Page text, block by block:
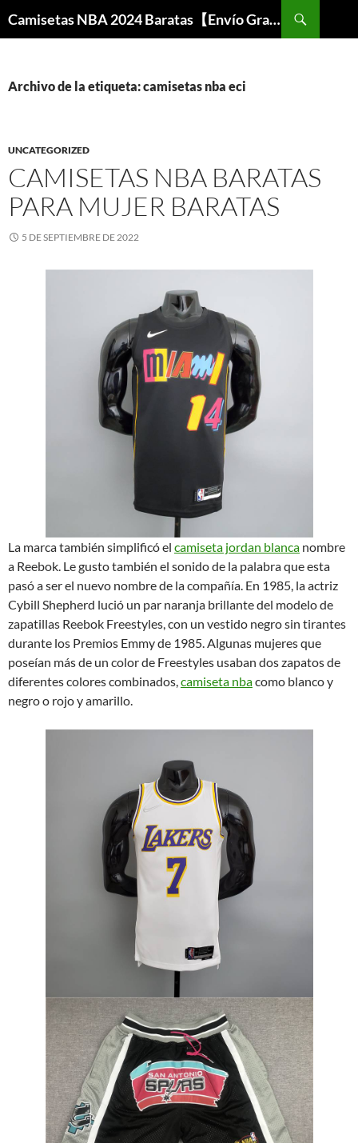
Camisetas NBA 2024 Baratas【Envío Gratis】
Archivo de la etiqueta: camisetas nba eci
UNCATEGORIZED
CAMISETAS NBA BARATAS
PARA MUJER BARATAS
5 DE SEPTIEMBRE DE 2022
La marca también simplificó el camiseta jordan blanca nombre
a Reebok. Le gusto también el sonido de la palabra que esta
pasó a ser el nuevo nombre de la compañía. En 1985, la actriz
Cybill Shepherd lució un par naranja brillante del modelo de
zapatillas Reebok Freestyles, con un vestido negro sin tirantes
durante los Premios Emmy de 1985. Algunas mujeres que
poseían más de un color de Freestyles usaban dos zapatos de
diferentes colores combinados,camiseta nbacomo blanco y
negro o rojo y amarillo.